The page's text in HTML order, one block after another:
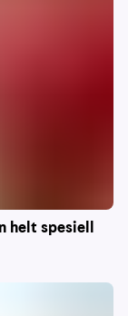
helt spesiell